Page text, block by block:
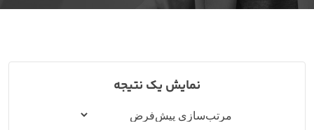
نمایش یک نتیجه